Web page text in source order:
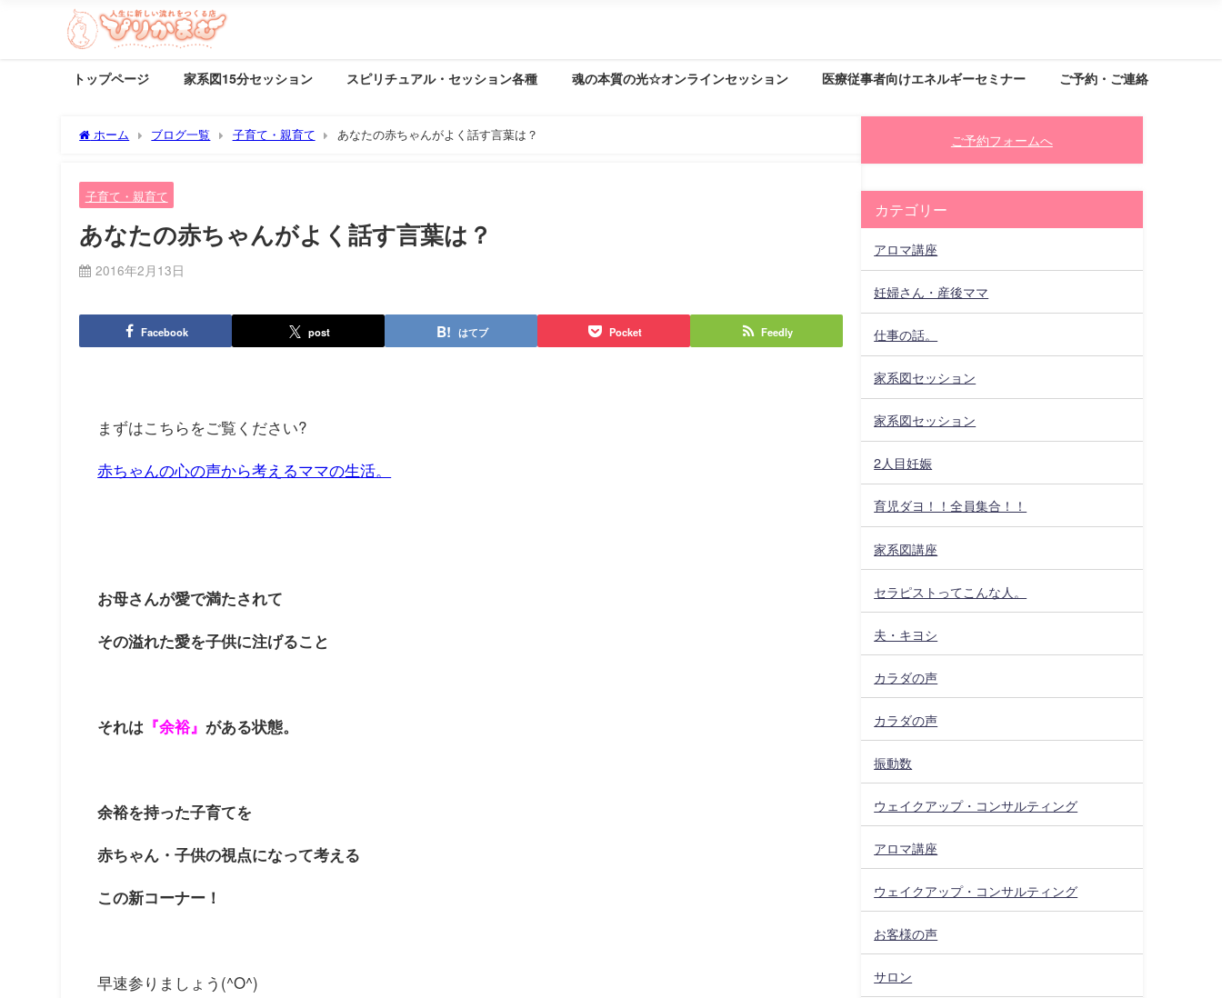
トップページ 家系図15分セッション スピリチュアル・セッション各種 魂の本質の光☆オンラインセッション 医療従事者向けエネルギーセミナー ご予約・ご連絡
ホーム ブログ一覧 子育て・親育て あなたの赤ちゃんがよく話す言葉は？
子育て・親育て
あなたの赤ちゃんがよく話す言葉は？
2016年2月13日
Facebook post はてブ Pocket Feedly
まずはこちらをご覧ください?
赤ちゃんの心の声から考えるママの生活。
お母さんが愛で満たされて
その溢れた愛を子供に注げること
それは 『余裕』がある状態。
余裕を持った子育てを
赤ちゃん・子供の視点になって考える
この新コーナー！
早速参りましょう(^O^)
ご予約フォームへ
カテゴリー
アロマ講座
妊婦さん・産後ママ
仕事の話。
家系図セッション
家系図セッション
2人目妊娠
育児ダヨ！！全員集合！！
家系図講座
セラピストってこんな人。
夫・キヨシ
カラダの声
カラダの声
振動数
ウェイクアップ・コンサルティング
アロマ講座
ウェイクアップ・コンサルティング
お客様の声
サロン